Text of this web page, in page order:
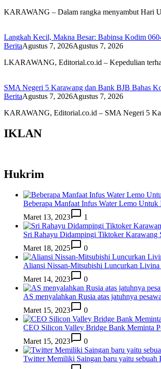
KARAWANG – Dalam rangka menyambut Hari
Langkah Kecil, Makna Besar: Babinsa Kodim
BeritaAgustus 7, 2026Agustus 7, 2026
LKARAWANG, Editorial.co.id – Kepedulian
SMA Negeri 5 Karawang dan Bank BJB Bahas
BeritaAgustus 7, 2026Agustus 7, 2026
KARAWANG, Editorial.co.id – SMA Negeri 5
IKLAN
Hukrim
Beberapa Manfaat Infus Water Lemo Untuk
Maret 13, 2023
1
Sri Rahayu Didampingi Tiktoker Karawang
Maret 18, 2025
0
Aliansi Nissan-Mitsubishi Luncurkan
Maret 14, 2023
0
AS menyalahkan Rusia atas jatuhnya
Maret 15, 2023
0
CEO Silicon Valley Bridge Bank Meminta
Maret 15, 2023
0
Twitter Memiliki Saingan baru yaitu sebuah